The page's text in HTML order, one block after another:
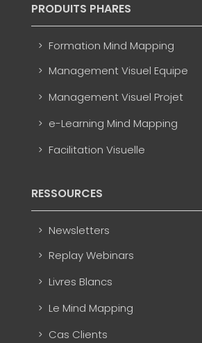
PRODUITS PHARES
Formation Mind Mapping
Management Visuel Equipe
Management Visuel Projet
e-Learning Mind Mapping
Facilitation Visuelle
RESSOURCES
Newsletters
Replay Webinars
Livres Blancs
Le Mind Mapping
Cas Clients